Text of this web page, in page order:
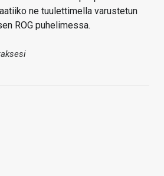
ne tuulettimella varustetun
ROG puhelimessa.